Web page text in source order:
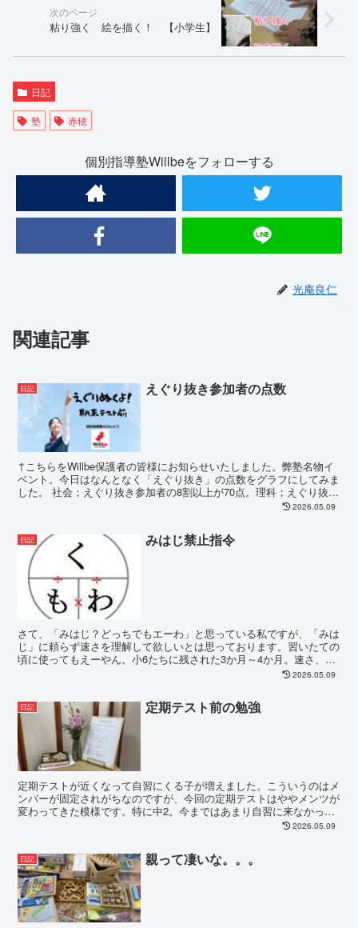
粘り強く 絵を描く！ 【小学生】
日記
塾 赤穂
個別指導塾Willbeをフォローする
光庵良仁
関連記事
日記 えぐり抜き参加者の点数
↑こちらをWillbe保護者の皆様にお知らせいたしました。弊塾名物イ
ベント。今日はなんとなく「えぐり抜き」の点数をグラフにしてみま
した。 社会；えぐり抜き参加者の8割以上が70点。理科；えぐり抜き
2026.05.09
日記 みはじ禁止指令
さて、「みはじ？どっちでもエーわ」と思っている私ですが、「みは
じ」に頼らず速さを理解して欲しいとは思っております。習いたての
頃に使ってもえーやん。小6たちに残された3か月～4か月。速さ、割
合、１あたり、単位量当たり、、、、鬼プリント。鬼と... 2026.05.09
日記 定期テスト前の勉強
定期テストが近くなって自習にくる子が増えました。こういうのはメ
ンバーが固定されがちなのですが、今回の定期テストはややメンツが
変わってきた模様です。特に中2。今まではあまり自習に来なかった
子もくるようになってきたかなという気がします。なんだ...2026.05.09
日記 親って凄いな。。。